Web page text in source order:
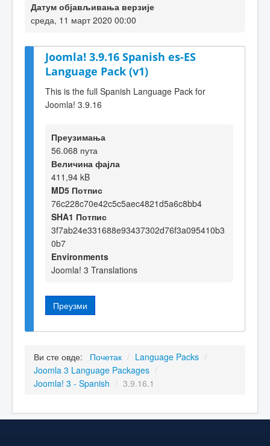
Датум објављивања верзије
среда, 11 март 2020 00:00
Joomla! 3.9.16 Spanish es-ES
Language Pack (v1)
This is the full Spanish Language Pack for
Joomla! 3.9.16
Преузимања
56.068 пута
Величина фајла
411,94 kB
MD5 Потпис
76c228c70e42c5c5aec4821d5a6c8bb4
SHA1 Потпис
3f7ab24e331688e93437302d76f3a095410b3
0b7
Environments
Joomla! 3 Translations
Преузми
Ви сте овде: Почетак / Language Packs /
Joomla 3 Language Packages /
Joomla! 3 - Spanish / 3.9.16.1